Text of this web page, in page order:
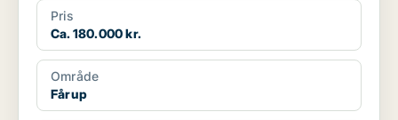
Pris
Ca. 180.000 kr.
Område
Fårup